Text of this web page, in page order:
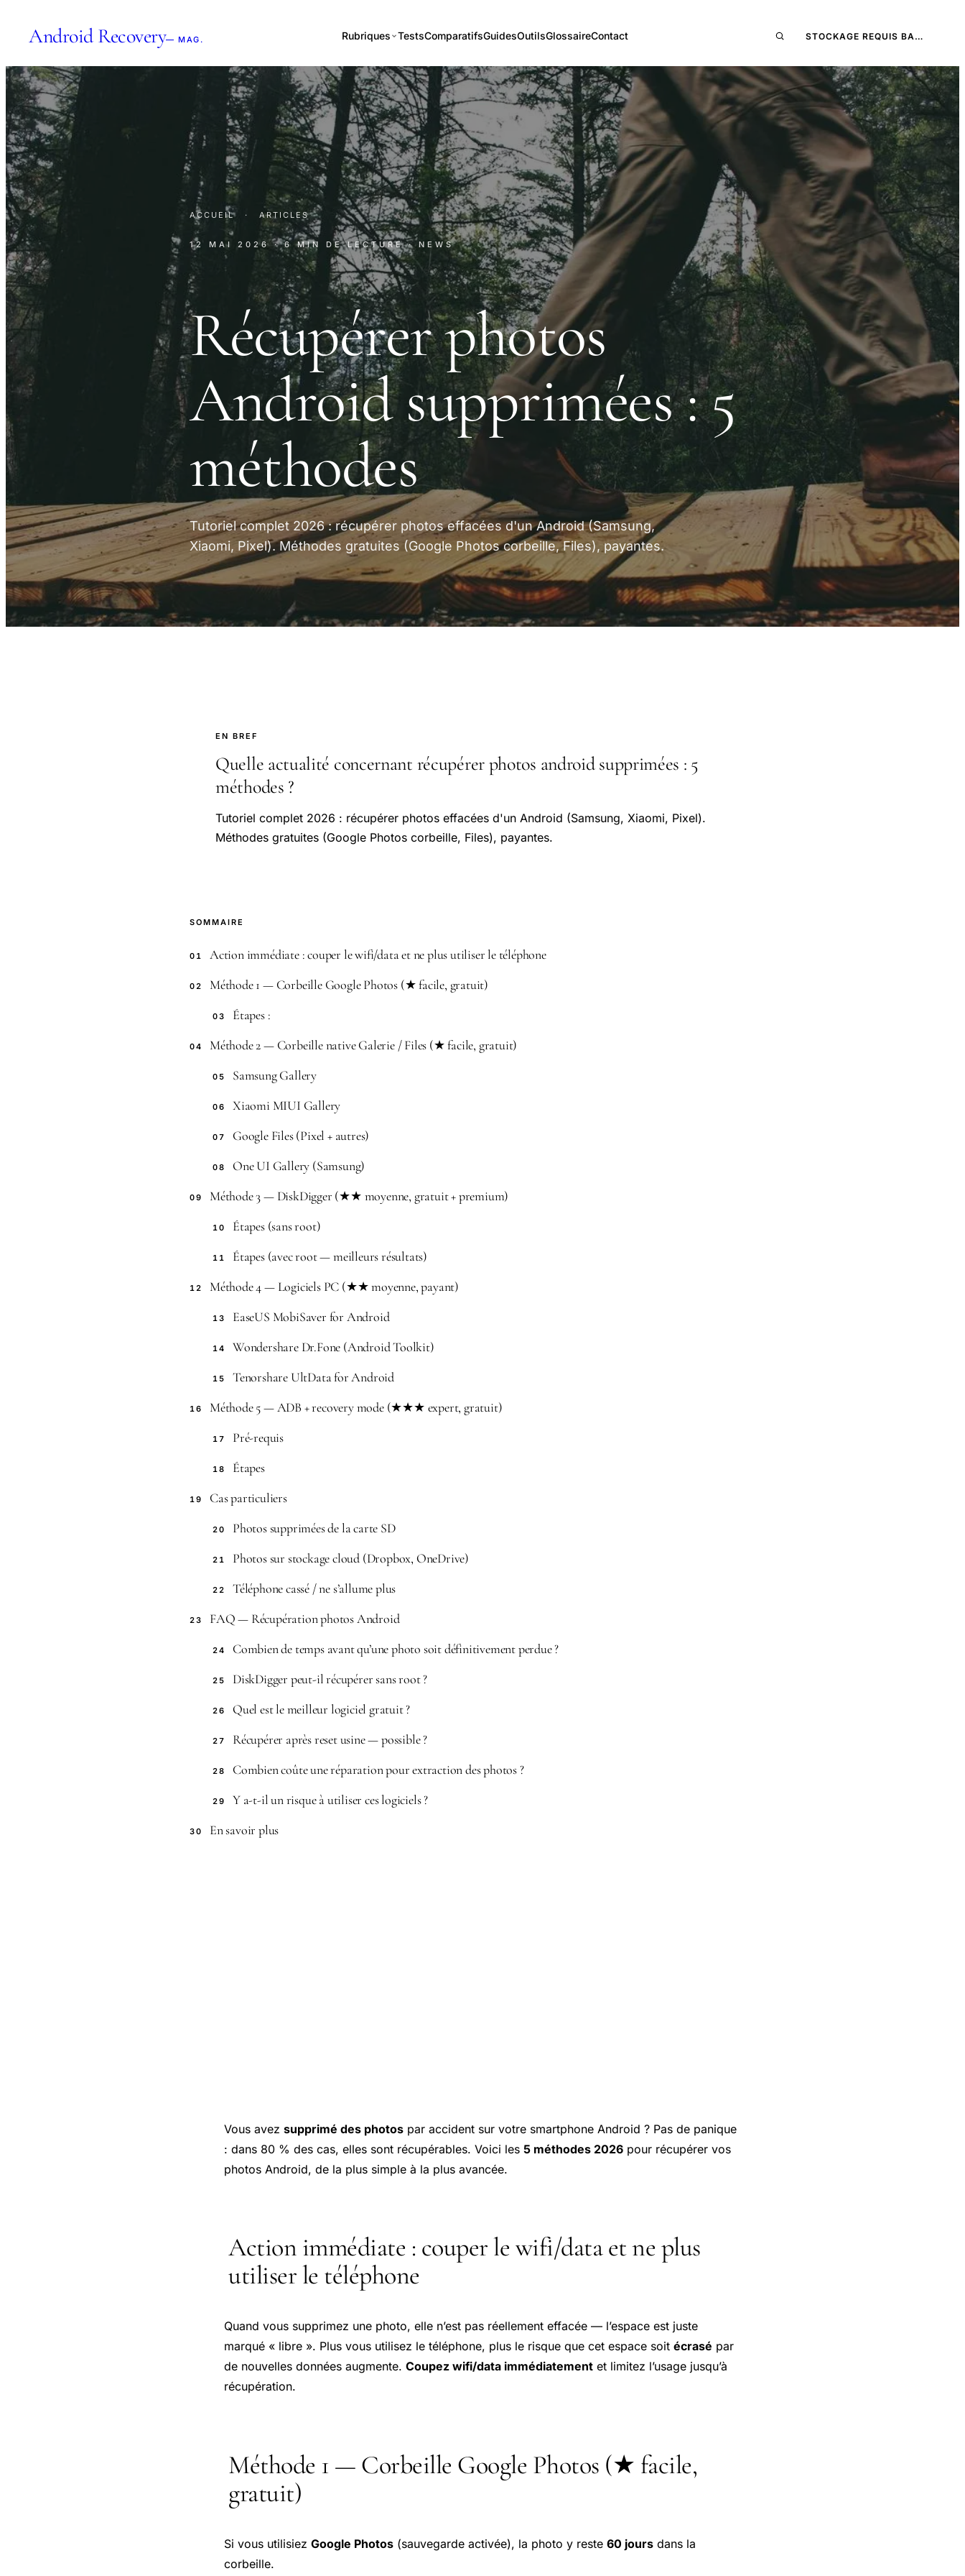
Android Recovery— MAG. Rubriques TestsComparatifsGuidesOutilsGlossaireContact STOCKAGE REQUIS BA…
ACCUEIL · ARTICLES
12 MAI 2026 · 6 MIN DE LECTURE · NEWS
Récupérer photos
Android supprimées : 5
méthodes
Tutoriel complet 2026 : récupérer photos effacées d'un Android (Samsung,
Xiaomi, Pixel). Méthodes gratuites (Google Photos corbeille, Files), payantes.
EN BREF
Quelle actualité concernant récupérer photos android supprimées : 5
méthodes ?
Tutoriel complet 2026 : récupérer photos effacées d'un Android (Samsung, Xiaomi, Pixel).
Méthodes gratuites (Google Photos corbeille, Files), payantes.
SOMMAIRE
01 Action immédiate : couper le wifi/data et ne plus utiliser le téléphone
02 Méthode 1 — Corbeille Google Photos (★ facile, gratuit)
03 Étapes :
04 Méthode 2 — Corbeille native Galerie / Files (★ facile, gratuit)
05 Samsung Gallery
06 Xiaomi MIUI Gallery
07 Google Files (Pixel + autres)
08 One UI Gallery (Samsung)
09 Méthode 3 — DiskDigger (★★ moyenne, gratuit + premium)
10 Étapes (sans root)
11 Étapes (avec root — meilleurs résultats)
12 Méthode 4 — Logiciels PC (★★ moyenne, payant)
13 EaseUS MobiSaver for Android
14 Wondershare Dr.Fone (Android Toolkit)
15 Tenorshare UltData for Android
16 Méthode 5 — ADB + recovery mode (★★★ expert, gratuit)
17 Pré-requis
18 Étapes
19 Cas particuliers
20 Photos supprimées de la carte SD
21 Photos sur stockage cloud (Dropbox, OneDrive)
22 Téléphone cassé / ne s’allume plus
23 FAQ — Récupération photos Android
24 Combien de temps avant qu’une photo soit définitivement perdue ?
25 DiskDigger peut-il récupérer sans root ?
26 Quel est le meilleur logiciel gratuit ?
27 Récupérer après reset usine — possible ?
28 Combien coûte une réparation pour extraction des photos ?
29 Y a-t-il un risque à utiliser ces logiciels ?
30 En savoir plus
Vous avez supprimé des photos par accident sur votre smartphone Android ? Pas de panique
: dans 80 % des cas, elles sont récupérables. Voici les 5 méthodes 2026 pour récupérer vos
photos Android, de la plus simple à la plus avancée.
Action immédiate : couper le wifi/data et ne plus
utiliser le téléphone
Quand vous supprimez une photo, elle n’est pas réellement effacée — l’espace est juste
marqué « libre ». Plus vous utilisez le téléphone, plus le risque que cet espace soit écrasé par
de nouvelles données augmente. Coupez wifi/data immédiatement et limitez l’usage jusqu’à
récupération.
Méthode 1 — Corbeille Google Photos (★ facile,
gratuit)
Si vous utilisiez Google Photos (sauvegarde activée), la photo y reste 60 jours dans la
corbeille.